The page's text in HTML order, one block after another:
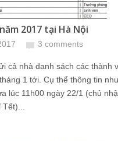
2017 tại Hà Nội
3 comments
cả nhà danh sách các thành
1 tới. Cụ thể thông tin
lúc 11h00 ngày 22/1 (chủ